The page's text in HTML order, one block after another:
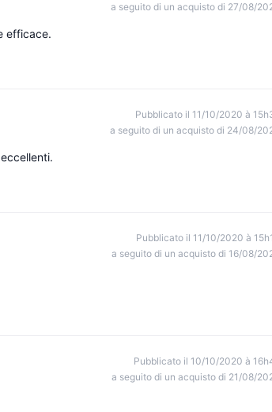
a seguito di un acquisto di 27/08/
efficace.
Pubblicato il 11/10/2020 à
a seguito di un acquisto di 24/08/
Pubblicato il 11/10/2020 à
a seguito di un acquisto di 16/08/
Pubblicato il 10/10/2020 à
a seguito di un acquisto di 21/08/